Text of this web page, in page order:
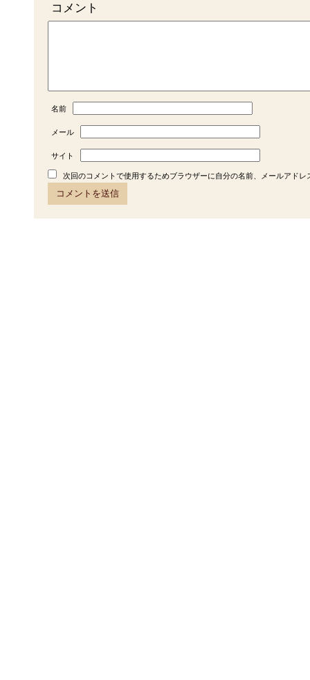
コメント
名前
メール
サイト
次回のコメントで使用するためブラウザーに自分の名前、メールアドレ